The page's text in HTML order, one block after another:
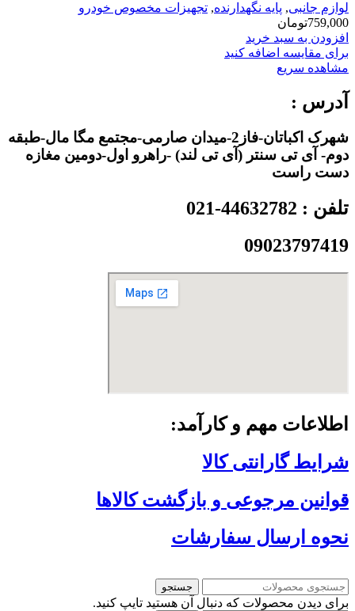
لوازم جانبی, پایه نگهدارنده, تجهیزات مخصوص خودرو
759,000تومان
افزودن به سبد خرید
برای مقایسه اضافه کنید
مشاهده سریع
آدرس :
شهرک اکباتان-فاز2-میدان صارمی-مجتمع مگا مال-طبقه
دوم- آی تی سنتر (آی تی لند) -راهرو اول-دومین مغازه
دست راست
تلفن : 44632782-021
09023797419
اطلاعات مهم و کارآمد:
شرایط گارانتی کالا
قوانین مرجوعی و بازگشت کالاها
نحوه ارسال سفارشات
جستجو
برای دیدن محصولات که دنبال آن هستید تایپ کنید.